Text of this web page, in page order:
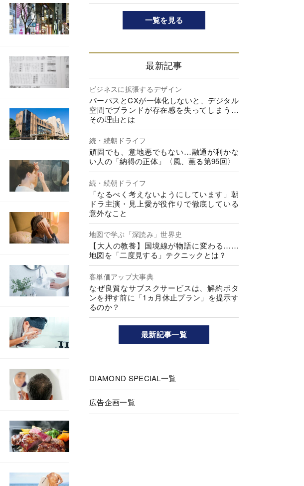
一覧を見る
最新記事
ビジネスに拡張するデザイン
パーパスとCXが一体化しないと、デジタル
空間でブランドが存在感を失ってしまう…
その理由とは
続・続朝ドライフ
頑固でも、意地悪でもない…融通が利かな
い人の「納得の正体」〈風、薫る第95回〉
続・続朝ドライフ
「なるべく考えないようにしています」朝
ドラ主演・見上愛が役作りで徹底している
意外なこと
地図で学ぶ「深読み」世界史
【大人の教養】国境線が物語に変わる……
地図を「二度見する」テクニックとは？
客単価アップ大事典
なぜ良質なサブスクサービスは、解約ボタ
ンを押す前に「1ヵ月休止プラン」を提示す
るのか？
最新記事一覧
DIAMOND SPECIAL一覧
広告企画一覧